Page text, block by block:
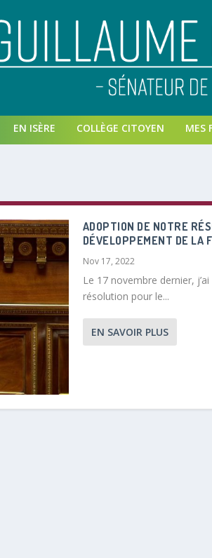
EN ISÈRE COLLÈGE CITOYEN MES
ADOPTION DE NOTRE
DÉVELOPPEMENT DE LA
Nov 17, 2022
Le 17 novembre dernier,
résolution pour le...
EN SAVOIR PLUS